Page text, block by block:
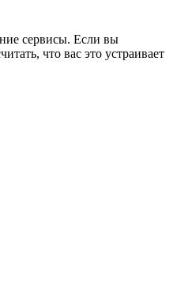
сервисы. Если вы
что вас это устраивает